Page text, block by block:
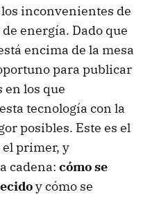
inconvenientes de
energía. Dado que
encima de la mesa
para publicar
en los que
tecnología con la
posibles. Este es el
primer, y
cadena: cómo se
y cómo se